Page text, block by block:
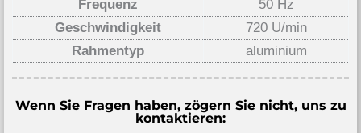
Frequenz
50 Hz
Geschwindigkeit
720 U/min
Rahmentyp
aluminium
Wenn Sie Fragen haben, zögern Sie nicht, uns zu
kontaktieren: